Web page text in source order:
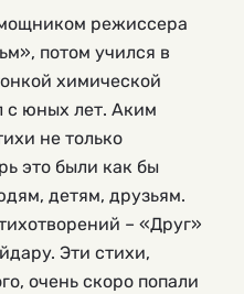
режиссера
потом учился в
химической
с юных лет. Аким
не только
это были как бы
детям, друзьям.
– «Друг»
Эти стихи,
очень скоро попали